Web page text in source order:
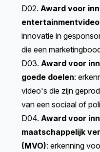
D02. Award voor
innovatie in
die een
D03. Award voor
goede doelen:
video's die zijn
van een sociaal of
D04. Award voor
maatschappelijk
(MVO): erkenning